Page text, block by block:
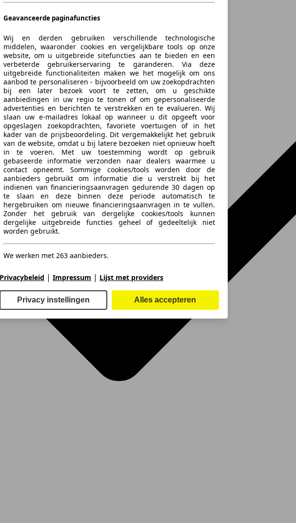
110 KW (150 PS) Ø 5.5 l/100km
110 KW (150 PS) Ø 5.5 l/100km
110 KW (150 PS)
Geavanceerde paginafuncties
Wij en derden gebruiken verschillende technologische
middelen, waaronder cookies en vergelijkbare tools op onze
website, om u uitgebreide sitefuncties aan te bieden en een
verbeterde gebruikerservaring te garanderen. Via deze
uitgebreide functionaliteiten maken we het mogelijk om ons
aanbod te personaliseren - bijvoorbeeld om uw zoekopdrachten
bij een later bezoek voort te zetten, om u geschikte
aanbiedingen in uw regio te tonen of om gepersonaliseerde
advertenties en berichten te verstrekken en te evalueren. Wij
slaan uw e-mailadres lokaal op wanneer u dit opgeeft voor
opgeslagen zoekopdrachten, favoriete voertuigen of in het
kader van de prijsbeoordeling. Dit vergemakkelijkt het gebruik
van de website, omdat u bij latere bezoeken niet opnieuw hoeft
in te voeren. Met uw toestemming wordt op gebruik
gebaseerde informatie verzonden naar dealers waarmee u
contact opneemt. Sommige cookies/tools worden door de
aanbieders gebruikt om informatie die u verstrekt bij het
indienen van financieringsaanvragen gedurende 30 dagen op
te slaan en deze binnen deze periode automatisch te
hergebruiken om nieuwe financieringsaanvragen in te vullen.
Zonder het gebruik van dergelijke cookies/tools kunnen
dergelijke uitgebreide functies geheel of gedeeltelijk niet
worden gebruikt.
We werken met 263 aanbieders.
Privacybeleid | Impressum | Lijst met providers
Privacy instellingen Alles accepteren